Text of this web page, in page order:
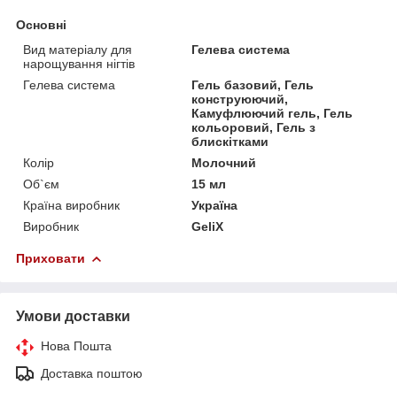
Основні
Вид матеріалу для
нарощування нігтів
Гелева система
Гелева система
Гель базовий, Гель
конструюючий,
Камуфлюючий гель, Гель
кольоровий, Гель з
блискітками
Колір
Молочний
Об`єм
15 мл
Країна виробник
Україна
Виробник
GeliX
Приховати
Умови доставки
Нова Пошта
Доставка поштою